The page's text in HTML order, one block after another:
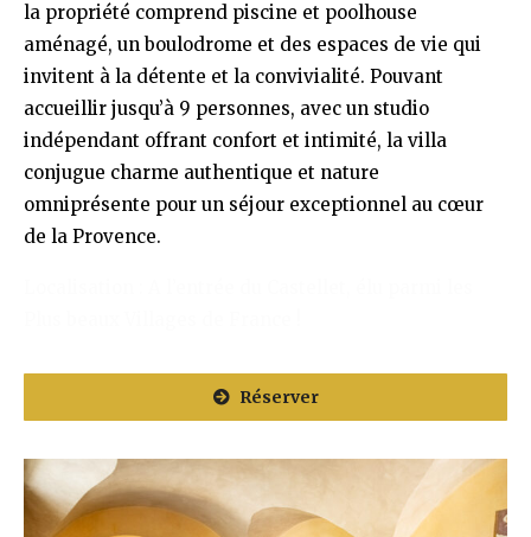
la propriété comprend piscine et poolhouse
aménagé, un boulodrome et des espaces de vie qui
invitent à la détente et la convivialité. Pouvant
accueillir jusqu’à 9 personnes, avec un studio
indépendant offrant confort et intimité, la villa
conjugue charme authentique et nature
omniprésente pour un séjour exceptionnel au cœur
de la Provence.
Réserver